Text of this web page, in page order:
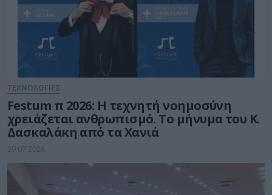
ΤΕΧΝΟΛΟΓΙΕΣ
Festum π 2026: Η τεχνητή νοημοσύνη
χρειάζεται ανθρωπισμό. Το μήνυμα του Κ.
Δασκαλάκη από τα Χανιά
29.07.2026